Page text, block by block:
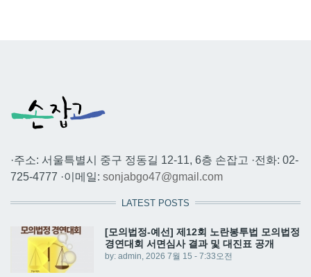
·주소: 서울특별시 중구 정동길 12-11, 6층 손잡고 ·전화: 02-
725-4777 ·이메일: sonjabgo47@gmail.com
LATEST POSTS
[모의법정-예선] 제12회 노란봉투법 모의법정
경연대회 서면심사 결과 및 대진표 공개
by: admin, 2026 7월 15 - 7:33오전